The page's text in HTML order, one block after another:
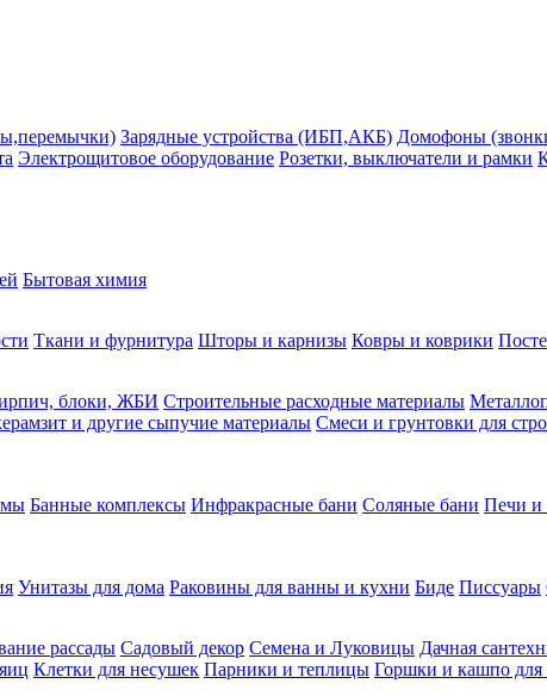
Зарядные устройства (ИБП,АКБ) Домофоны
Электрощитовое оборудование Розетки, выключатели и рамки
Бытовая химия
Ткани и фурнитура Шторы и карнизы Ковры и коврики
блоки, ЖБИ Строительные расходные материалы
и другие сыпучие материалы Смеси и грунтовки для
Банные комплексы Инфракрасные бани Соляные бани Печи и
Унитазы для дома Раковины для ванны и кухни Биде Писсуары
рассады Садовый декор Семена и Луковицы Дачная
Клетки для несушек Парники и теплицы Горшки и кашпо для